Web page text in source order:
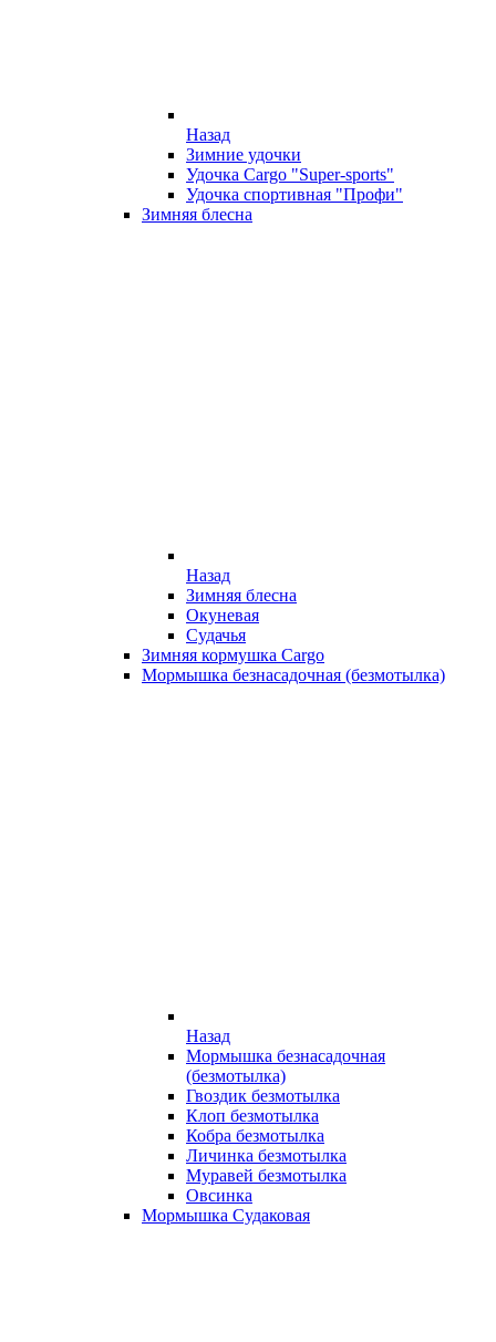
Назад
Зимние удочки
Удочка Cargo "Super-sports"
Удочка спортивная "Профи"
Зимняя блесна
Назад
Зимняя блесна
Окуневая
Судачья
Зимняя кормушка Cargo
Мормышка безнасадочная (безмотылка)
Назад
Мормышка безнасадочная
(безмотылка)
Гвоздик безмотылка
Клоп безмотылка
Кобра безмотылка
Личинка безмотылка
Муравей безмотылка
Овсинка
Мормышка Судаковая